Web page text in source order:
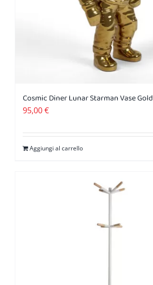
Cosmic Diner Lunar Starman Vase Gold
95,00€
Aggiungi al carrello